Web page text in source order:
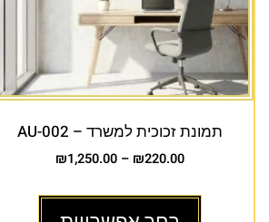
תמונת זכוכית למשרד – AU-002
₪220.00
–
₪1,250.00